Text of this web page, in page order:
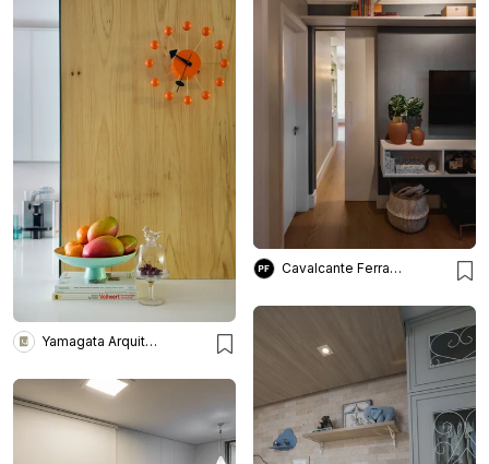
Cavalcante Ferraz Arquitetura + Design
Yamagata Arquitetura